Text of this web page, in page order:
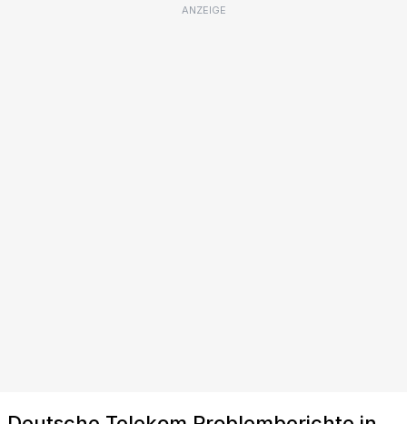
ANZEIGE